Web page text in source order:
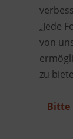
„Jede
von
zu
Bitte